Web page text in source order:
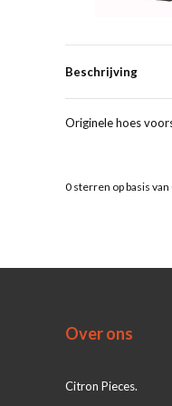
Beschrijving
Originele hoes
0 sterren op basis van
Over ons
Citron Pieces.